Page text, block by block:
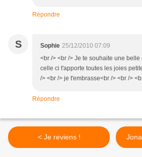
Répondre
S Sophie 25/12/2010 07:09
<br /> <br /> Je te souhaite une
celle ci t'apporte toutes les joies
/> <br /> je t'embrasse<br /> <br />
Répondre
< Je reviens !